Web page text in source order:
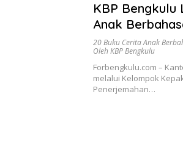
KBP Bengkulu
Anak
Indonesia
20 Buku Cerita Anak
Oleh KBP Bengkulu
Forbengkulu.com –
melalui Kelompok
Penerjemahan…